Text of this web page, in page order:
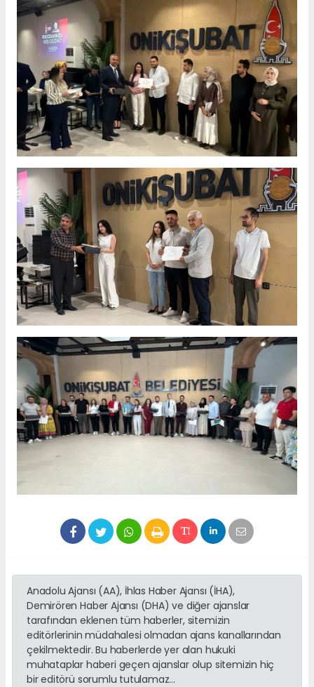
Anadolu Ajansı (AA), İhlas Haber Ajansı (İHA),
Demirören Haber Ajansı (DHA) ve diğer ajanslar
tarafından eklenen tüm haberler, sitemizin
editörlerinin müdahalesi olmadan ajans kanallarından
çekilmektedir. Bu haberlerde yer alan hukuki
muhataplar haberi geçen ajanslar olup sitemizin hiç
bir editörü sorumlu tutulamaz...